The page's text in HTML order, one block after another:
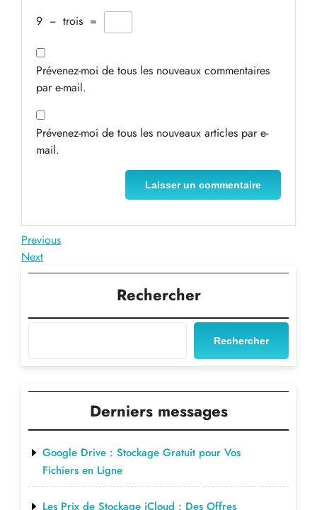
9 − trois =
Prévenez-moi de tous les nouveaux commentaires
par e-mail.
Prévenez-moi de tous les nouveaux articles par e-
mail.
Navigation
de
Previous
Post
Previous
Next
Post
Next
Rechercher
Rechercher
Derniers messages
Google Drive : Stockage Gratuit pour Vos
Fichiers en Ligne
Les Prix de Stockage iCloud : Des Offres